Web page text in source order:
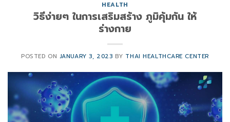
HEALTH
วิธีง่ายๆ ในการเสริมสร้าง ภูมิคุ้มกัน ให้
ร่างกาย
POSTED ON JANUARY 3, 2023 BY THAI HEALTHCARE CENTER